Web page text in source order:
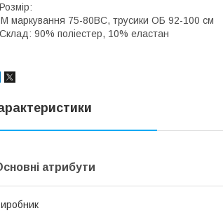
маркування 75-80ВС, трусики ОБ 92-100 см
90% поліестер, 10% еластан
атрибути